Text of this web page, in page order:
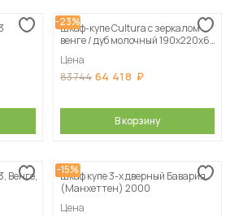
-23%
Шкаф-купе Cultura с зеркалом
венге / дуб молочный 190х220х60
Цена
83 744 64 418
В корзину
Венге,
-15%
Шкаф купе 3-х дверный Бавария
(Манхеттен) 2000
Цена